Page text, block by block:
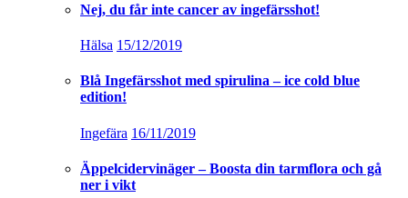
Nej, du får inte cancer av ingefärsshot!
Hälsa 15/12/2019
Blå Ingefärsshot med spirulina – ice cold blue
edition!
Ingefära 16/11/2019
Äppelcidervinäger – Boosta din tarmflora och gå
ner i vikt